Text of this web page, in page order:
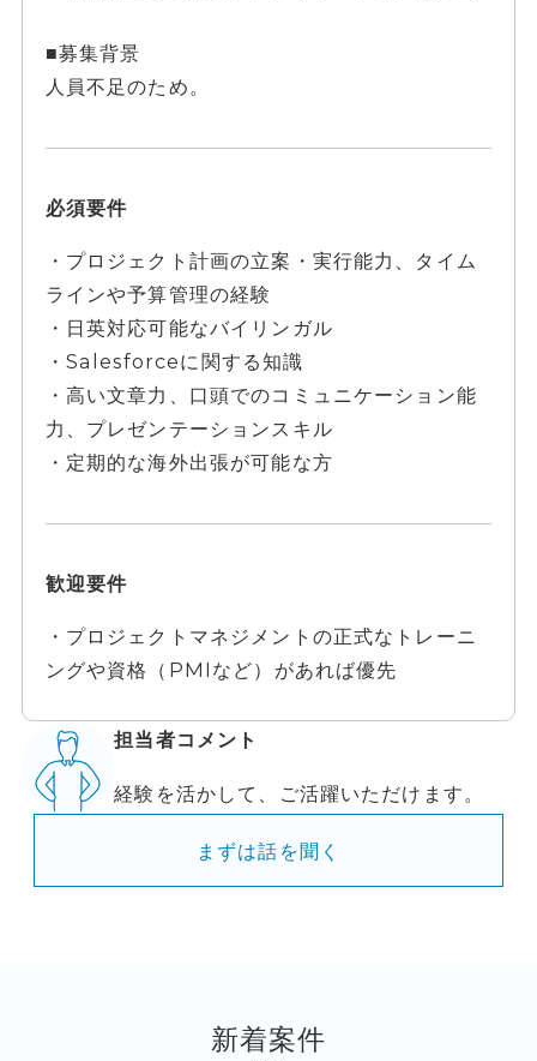
■募集背景
人員不足のため。
必須要件
・プロジェクト計画の立案・実行能力、タイム
ラインや予算管理の経験
・日英対応可能なバイリンガル
・Salesforceに関する知識
・高い文章力、口頭でのコミュニケーション能
力、プレゼンテーションスキル
・定期的な海外出張が可能な方
歓迎要件
・プロジェクトマネジメントの正式なトレーニ
ングや資格（PMIなど）があれば優先
担当者コメント
経験を活かして、ご活躍いただけます。
まずは話を聞く
新着案件